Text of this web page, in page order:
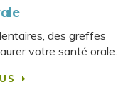
des greffes
votre santé orale.